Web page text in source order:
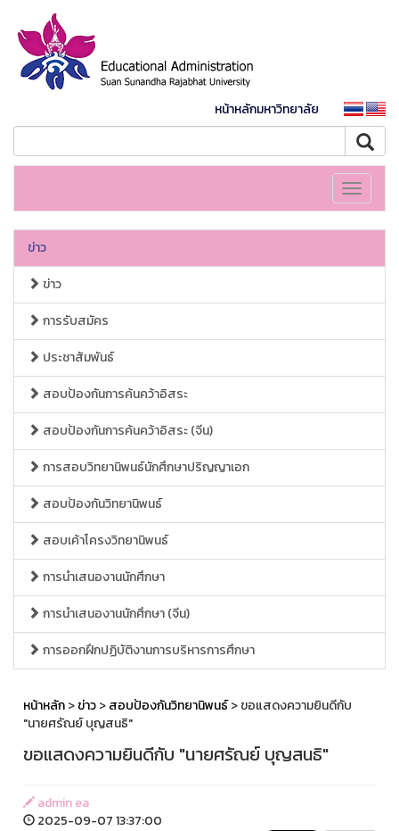
หน้าหลักมหาวิทยาลัย
Toggle
ข่าว
ข่าว
การรับสมัคร
ประชาสัมพันธ์
สอบป้องกันการค้นคว้าอิสระ
สอบป้องกันการค้นคว้าอิสระ (จีน)
การสอบวิทยานิพนธ์นักศึกษาปริญญาเอก
สอบป้องกันวิทยานิพนธ์
สอบเค้าโครงวิทยานิพนธ์
การนำเสนองานนักศึกษา
การนำเสนองานนักศึกษา (จีน)
การออกฝึกปฏิบัติงานการบริหารการศึกษา
หน้าหลัก>ข่าว>สอบป้องกันวิทยานิพนธ์> ขอแสดงความยินดีกับ
"นายศรัณย์ บุญสนธิ"
ขอแสดงความยินดีกับ "นายศรัณย์ บุญสนธิ"
admin ea
2025-09-07 13:37:00